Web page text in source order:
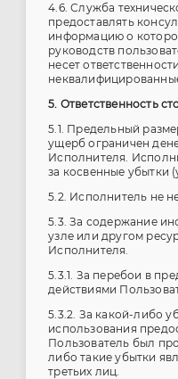
4.6. Служба
предоставлять
информацию о
руководств
несет
5. Ответственность
5.1. Предельный
ущерб ограничен
Исполнителя.
за косвенные убытки
5.2. Исполнитель не
5.3. За содержание
узле или другом
Исполнителя.
5.3.1. За перебои в
действиями
5.3.2. За какой-либо
использования
Пользователь был
либо такие убытки
третьих лиц.